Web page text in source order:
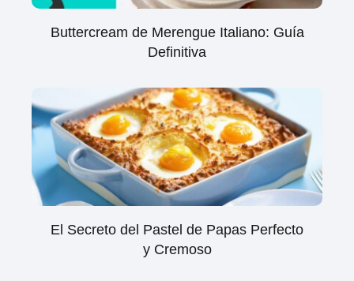
Buttercream de Merengue Italiano: Guía
Definitiva
El Secreto del Pastel de Papas Perfecto
y Cremoso